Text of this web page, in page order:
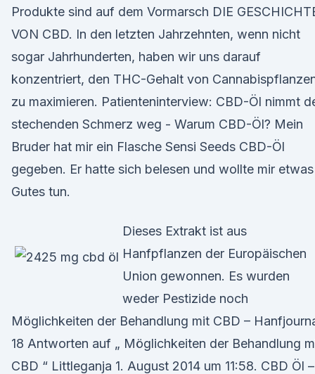
Produkte sind auf dem Vormarsch DIE
VON CBD. In den letzten Jahrzehnten, wenn nicht
sogar Jahrhunderten, haben wir uns darauf
konzentriert, den THC-Gehalt von
zu maximieren. Patienteninterview: CBD-Öl nimmt
stechenden Schmerz weg - Warum CBD-Öl? Mein
Bruder hat mir ein Flasche Sensi Seeds CBD-Öl
gegeben. Er hatte sich belesen und wollte mir etwas
Gutes tun.
Dieses Extrakt ist aus
Hanfpflanzen der Europäischen
Union gewonnen. Es wurden
weder Pestizide noch
Möglichkeiten der Behandlung mit CBD –
18 Antworten auf „ Möglichkeiten der Behandlung
CBD “ Littleganja 1. August 2014 um 11:58. CBD Öl –